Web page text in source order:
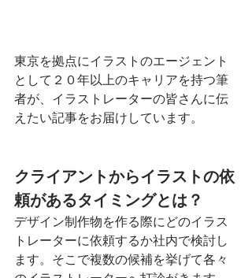
東京を拠点にイラストのエージェント
として２０年以上のキャリアを持つ筆
者が、イラストレーターの皆さんに伝
えたい記事をお届けしています。
クライアントからイラストの依
頼があるタイミングとは？
デザイン制作物を作る際にどのイラス
トレーターに依頼するか社内で検討し
ます。そこで複数の候補を挙げて各々